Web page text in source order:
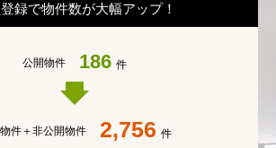
録で物件数が大幅アップ！
公開物件 186 件
件＋非公開物件 2,756 件